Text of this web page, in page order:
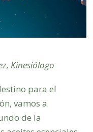
Kinesiólogo
para el
vamos a
de la